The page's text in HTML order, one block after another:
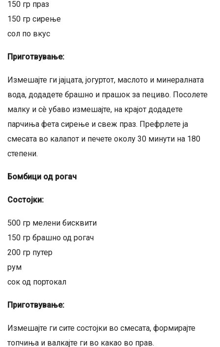
150 гр праз
150 гр сирење
сол по вкус
Приготвување:
Измешајте ги јајцата, јогуртот, маслото и минералната
вода, додадете брашно и прашок за пециво. Посолете
малку и сè убаво измешајте, на крајот додадете
парчиња фета сирење и свеж праз. Префрлете ја
смесата во калапот и печете околу 30 минути на 180
степени.
Бомбици од рогач
Состојки:
500 гр мелени бисквити
150 гр брашно од рогач
200 гр путер
рум
сок од портокал
Приготвување:
Измешајте ги сите состојки во смесата, формирајте
топчиња и валкајте ги во какао во прав.